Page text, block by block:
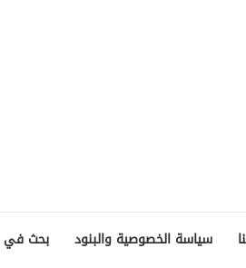
سياسة الخصوصية والبنود بحث في